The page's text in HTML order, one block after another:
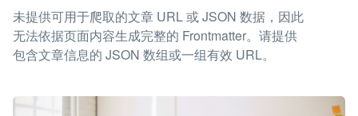
未提供可用于爬取的文章 URL 或 JSON 数据，因此
无法依据页面内容生成完整的 Frontmatter。请提供
包含文章信息的 JSON 数组或一组有效 URL。